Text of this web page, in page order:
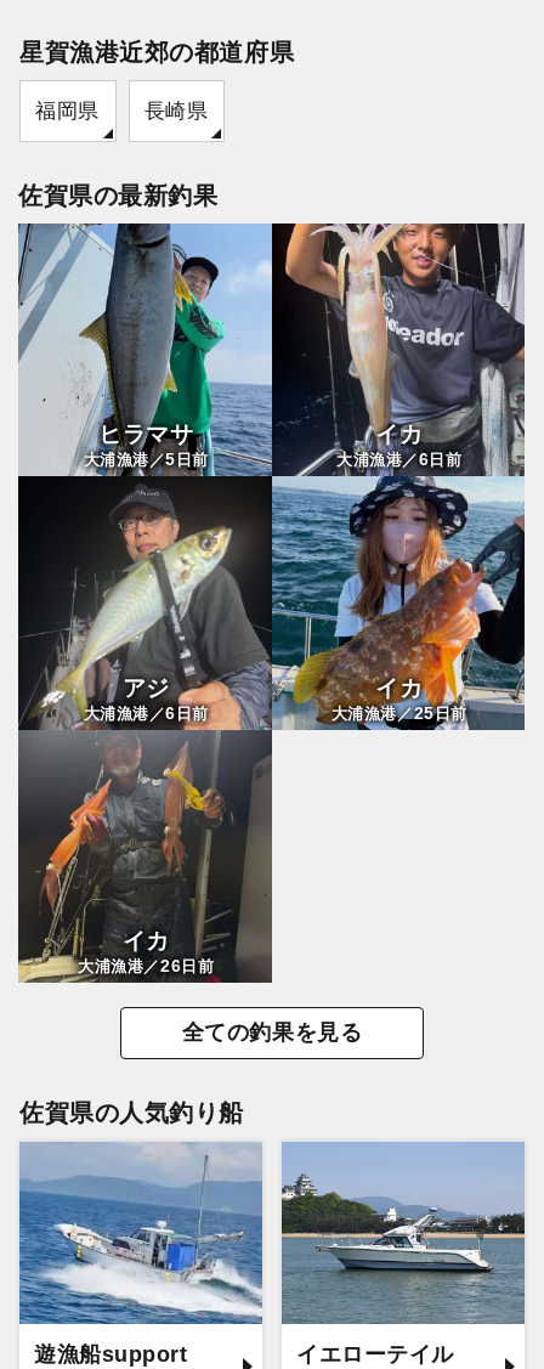
星賀漁港近郊の都道府県
福岡県 長崎県
佐賀県の最新釣果
ヒラマサ
大浦漁港／5 日前
イカ
大浦漁港／6 日前
アジ
大浦漁港／6 日前
イカ
大浦漁港／25日前
イカ
大浦漁港／26 日前
全ての釣果を見る
佐賀県の人気釣り船
遊漁船support イエローテイル